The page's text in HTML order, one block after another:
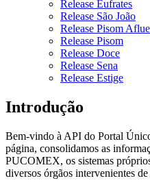
Release Eufrates
Release São João
Release Pisom
Release Pisom
Release Doce
Release Sena
Release Estige
Introdução
Bem-vindo à API do Portal
página, consolidamos as
PUCOMEX, os sistemas
diversos órgãos intervenientes